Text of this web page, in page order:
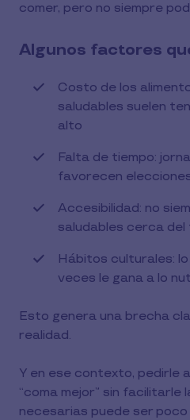
comer, pero no siempre
Algunos factores
Costo de los
saludables suelen
alto
Falta de tiempo:
favorecen
Accesibilidad: no
saludables cerca
Hábitos culturales:
veces le gana a lo
Esto genera una brecha
realidad.
Y en ese contexto, pedirle
“coma mejor” sin facilitarle
necesarias puede ser